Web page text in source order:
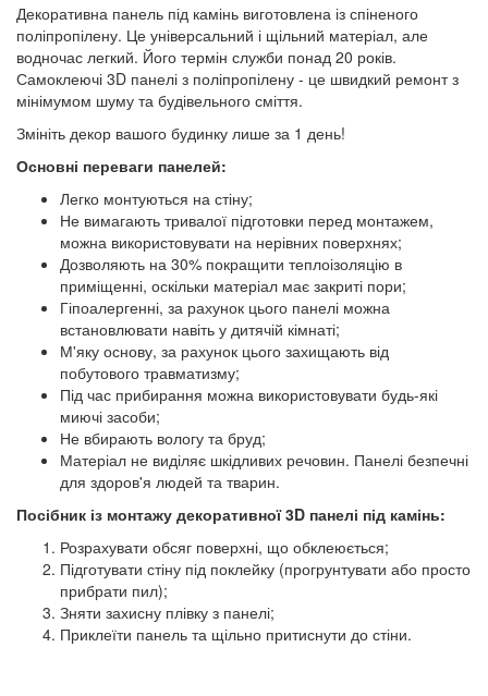
Декоративна панель під камінь виготовлена із спіненого
поліпропілену. Це універсальний і щільний матеріал, але
водночас легкий. Його термін служби понад 20 років.
Самоклеючі 3D панелі з поліпропілену - це швидкий ремонт з
мінімумом шуму та будівельного сміття.
Змініть декор вашого будинку лише за 1 день!
Основні переваги панелей:
Легко монтуються на стіну;
Не вимагають тривалої підготовки перед монтажем,
можна використовувати на нерівних поверхнях;
Дозволяють на 30% покращити теплоізоляцію в
приміщенні, оскільки матеріал має закриті пори;
Гіпоалергенні, за рахунок цього панелі можна
встановлювати навіть у дитячій кімнаті;
М'яку основу, за рахунок цього захищають від
побутового травматизму;
Під час прибирання можна використовувати будь-які
миючі засоби;
Не вбирають вологу та бруд;
Матеріал не виділяє шкідливих речовин. Панелі безпечні
для здоров'я людей та тварин.
Посібник із монтажу декоративної 3D панелі під камінь:
Розрахувати обсяг поверхні, що обклеюється;
Підготувати стіну під поклейку (прогрунтувати або просто
прибрати пил);
Зняти захисну плівку з панелі;
Приклеїти панель та щільно притиснути до стіни.